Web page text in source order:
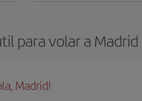
para volar a Madrid
Madrid!